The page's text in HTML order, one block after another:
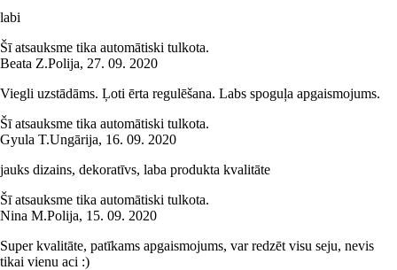
labi
Šī atsauksme tika automātiski tulkota.
Beata Z.Polija, 27. 09. 2020
Viegli uzstādāms. Ļoti ērta regulēšana. Labs spoguļa apgaismojums.
Šī atsauksme tika automātiski tulkota.
Gyula T.Ungārija, 16. 09. 2020
jauks dizains, dekoratīvs, laba produkta kvalitāte
Šī atsauksme tika automātiski tulkota.
Nina M.Polija, 15. 09. 2020
Super kvalitāte, patīkams apgaismojums, var redzēt visu seju, nevis
tikai vienu aci :)